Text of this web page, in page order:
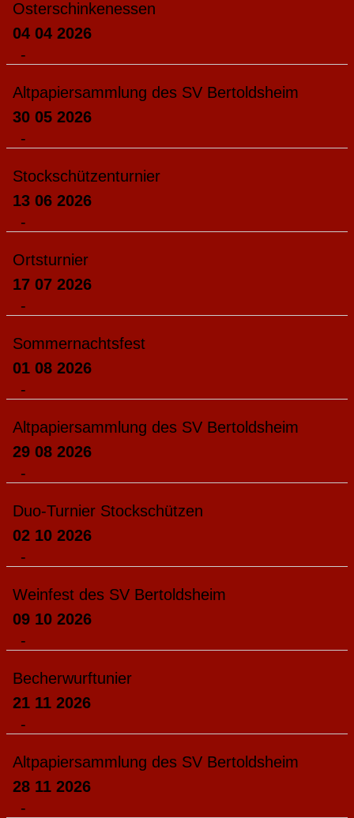
Osterschinkenessen
04 04 2026
-
Altpapiersammlung des SV Bertoldsheim
30 05 2026
-
Stockschützenturnier
13 06 2026
-
Ortsturnier
17 07 2026
-
Sommernachtsfest
01 08 2026
-
Altpapiersammlung des SV Bertoldsheim
29 08 2026
-
Duo-Turnier Stockschützen
02 10 2026
-
Weinfest des SV Bertoldsheim
09 10 2026
-
Becherwurftunier
21 11 2026
-
Altpapiersammlung des SV Bertoldsheim
28 11 2026
-